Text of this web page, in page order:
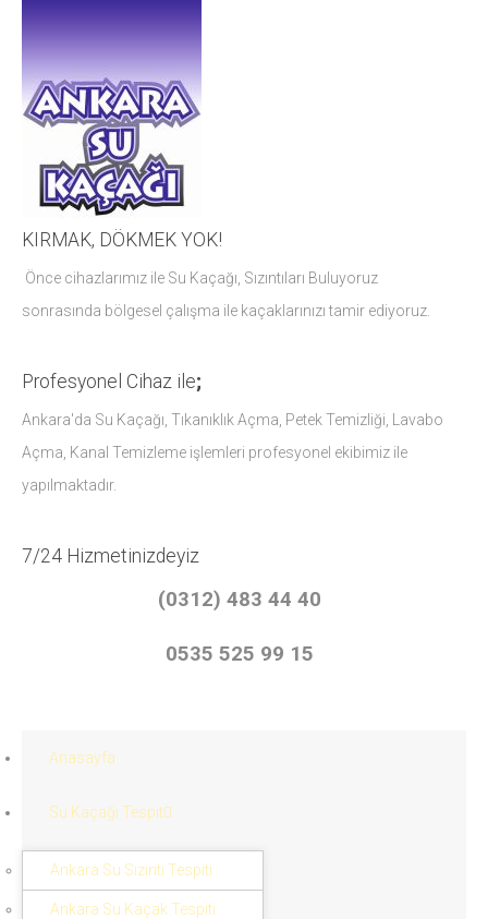
KIRMAK, DÖKMEK YOK!
Önce cihazlarımız ile Su Kaçağı, Sızıntıları Buluyoruz
sonrasında bölgesel çalışma ile kaçaklarınızı tamir ediyoruz.
Profesyonel Cihaz ile;
Ankara'da Su Kaçağı, Tıkanıklık Açma, Petek Temizliği, Lavabo
Açma, Kanal Temizleme işlemleri profesyonel ekibimiz ile
yapılmaktadır.
7/24 Hizmetinizdeyiz
(0312) 483 44 40
0535 525 99 15
Anasayfa
Su Kaçağı Tespit
Ankara Su Sızıntı Tespiti
Ankara Su Kaçak Tespiti